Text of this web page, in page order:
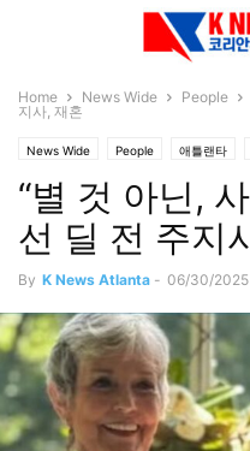
Home News Wide People
지사, 재혼
News Wide People 애틀랜타
“별 것 아닌,
선 딜 전 주지
By K News Atlanta - 06/30/2025